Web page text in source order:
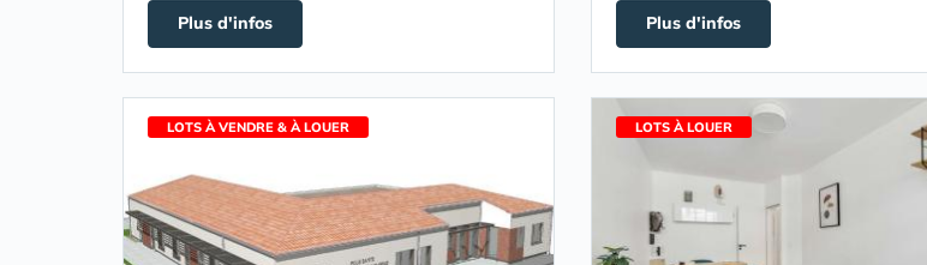
Plus d'infos Plus d'infos
LOTS À VENDRE & À LOUER LOTS À LOUER